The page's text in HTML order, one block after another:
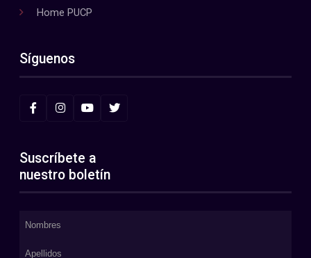
Home PUCP
Síguenos
Suscríbete a
nuestro boletín